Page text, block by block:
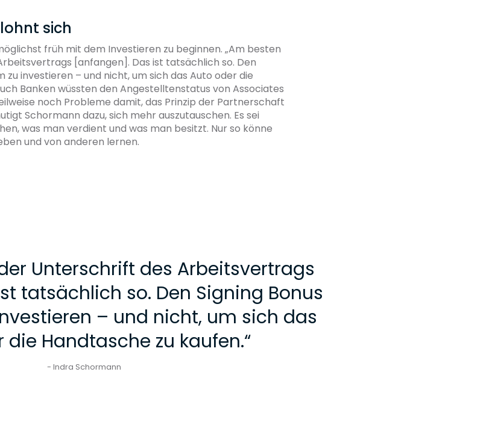
sich
früh mit dem Investieren zu beginnen. „Am besten
[anfangen]. Das ist tatsächlich so. Den
zu investieren – und nicht, um sich das Auto oder die
Banken wüssten den Angestelltenstatus von Associates
noch Probleme damit, das Prinzip der Partnerschaft
Schormann dazu, sich mehr auszutauschen. Es sei
was man verdient und was man besitzt. Nur so könne
und von anderen lernen.
Unterschrift des Arbeitsvertrags
tatsächlich so. Den Signing Bonus
– und nicht, um sich das
die Handtasche zu kaufen.“
- Indra Schormann